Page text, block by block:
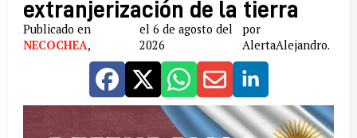
extranjerización de la tierra
Publicado en
NECOCHEA,
el 6 de agosto del
2026
por
AlertaAlejandro.